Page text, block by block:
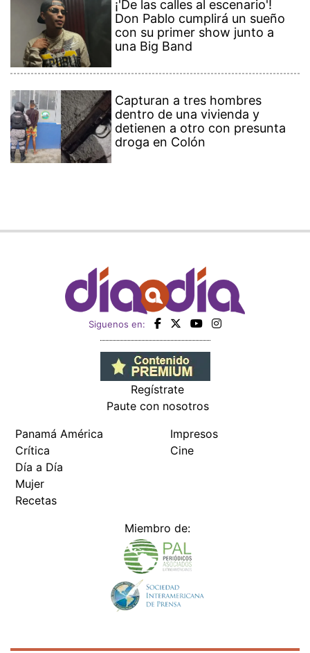
¡'De las calles al escenario'!
Don Pablo cumplirá un sueño
con su primer show junto a
una Big Band
Capturan a tres hombres
dentro de una vivienda y
detienen a otro con presunta
droga en Colón
Siguenos en:
Regístrate
Paute con nosotros
Panamá América
Crítica
Día a Día
Mujer
Recetas
Impresos
Cine
Miembro de: